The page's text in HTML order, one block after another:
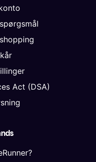
Act (DSA)